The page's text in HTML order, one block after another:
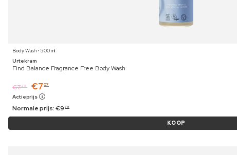
Body Wash ⋅ 500 ml
Urtekram
Find Balance Fragrance Free Body Wash
€729 €7 07
Actieprijs
Normale prijs:€9 79
KOOP